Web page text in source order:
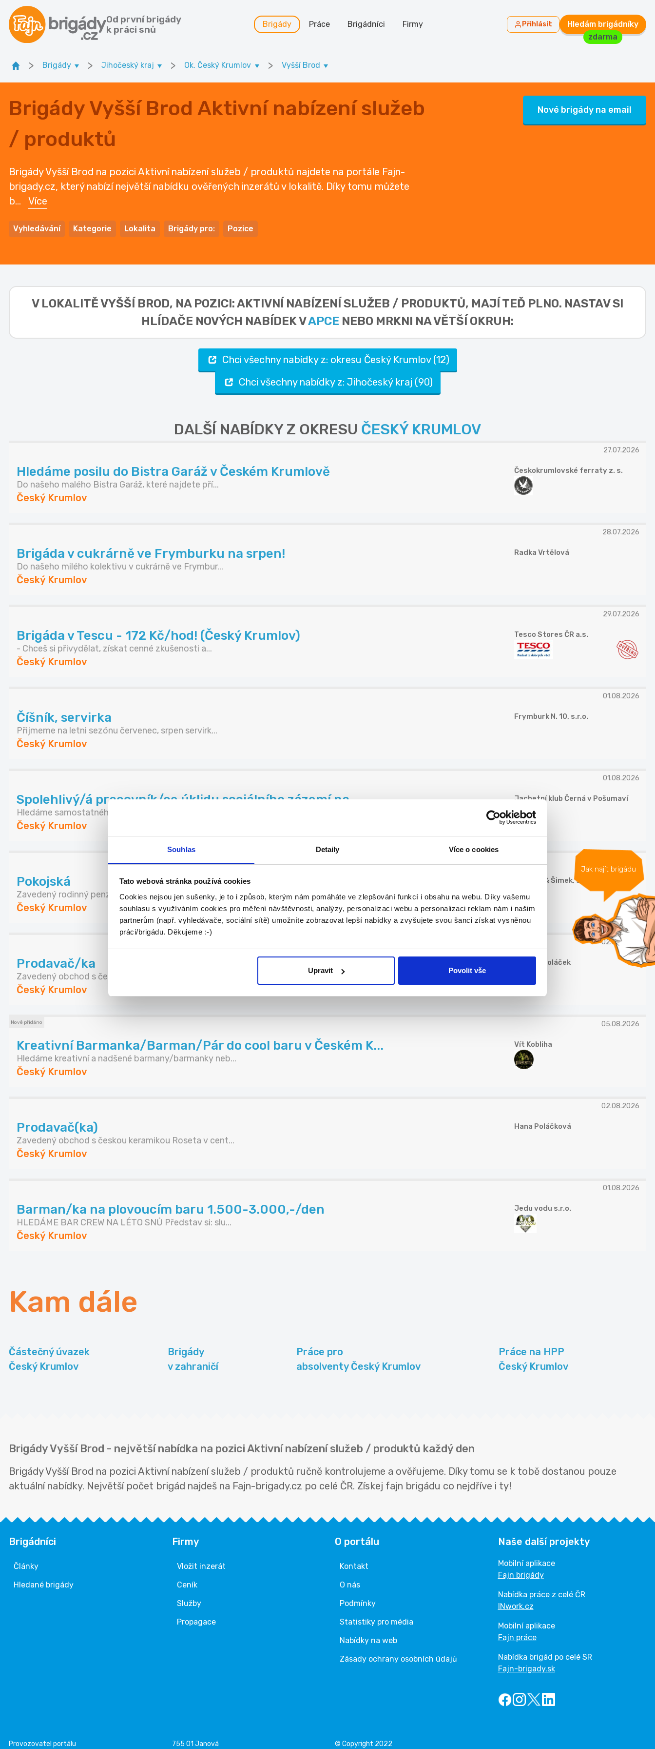
Souhlas Detaily Více o cookies
Tato webová stránka používá cookies
Cookies nejsou jen sušenky, je to i způsob, kterým nám pomáháte ve zlepšování funkcí i obsahu na webu. Díky vašemu
souhlasu s využíváním cookies pro měření návštěvnosti, analýzy, personalizaci webu a personalizaci reklam nám i našim
partnerům (např. vyhledávače, sociální sítě) umožníte zobrazovat lepší nabídky a zvyšujete svou šanci získat vysněnou
práci/brigádu. Děkujeme :-)
Upravit Povolit vše
Od první brigády
k práci snů
Brigády Práce Brigádníci Firmy Přihlásit
Hledám brigádníky
zdarma
Jak najít brigádu
> Brigády > Jihočeský kraj > Ok. Český Krumlov > Vyšší Brod
Brigády Vyšší Brod Aktivní nabízení služeb
/ produktů
Brigády Vyšší Brod na pozici Aktivní nabízení služeb / produktů najdete na portále Fajn-
brigady.cz, který nabízí největší nabídku ověřených inzerátů v lokalitě. Díky tomu můžete
b... Více
Vyhledávání Kategorie Lokalita Brigády pro: Pozice
Nové brigády na email
V LOKALITĚVYŠŠÍ BROD, NA POZICI: AKTIVNÍ NABÍZENÍ SLUŽEB / PRODUKTŮ, MAJÍ TEĎ PLNO. NASTAV SI
HLÍDAČE NOVÝCH NABÍDEK VAPCE NEBO MRKNI NA VĚTŠÍ OKRUH:
Chci všechny nabídky z: okresu Český Krumlov (12)
Chci všechny nabídky z: Jihočeský kraj (90)
DALŠÍ NABÍDKY Z OKRESU ČESKÝ KRUMLOV
27.07.2026
Hledáme posilu do Bistra Garáž v Českém Krumlově
Do našeho malého Bistra Garáž, které najdete pří...
Český Krumlov
Českokrumlovské ferraty z. s.
28.07.2026
Brigáda v cukrárně ve Frymburku na srpen!
Do našeho milého kolektivu v cukrárně ve Frymbur...
Český Krumlov
Radka Vrtělová
29.07.2026
Brigáda v Tescu - 172 Kč/hod! (Český Krumlov)
- Chceš si přivydělat, získat cenné zkušenosti a...
Český Krumlov
Tesco Stores ČR a.s.
01.08.2026
Číšník, servirka
Přijmeme na letni sezónu červenec, srpen servirk...
Český Krumlov
Frymburk N. 10, s.r.o.
01.08.2026
Spolehlivý/á pracovník/ce úklidu sociálního zázemí na...
Hledáme samostatného a zodpovědného člověka pro ...
Český Krumlov
Jachetní klub Černá v Pošumaví
z.s.
02.08.2026
Pokojská
Zavedený rodinný penzion Tilia v blízkosti centr...
Český Krumlov
Poláček & Šimek, s.r.o.
02.08.2026
Prodavač/ka
Zavedený obchod s českou značkovou kosmetikou Bo...
Český Krumlov
Zdeněk Poláček
Nově přidáno 05.08.2026
Kreativní Barmanka/Barman/Pár do cool baru v Českém K...
Hledáme kreativní a nadšené barmany/barmanky neb...
Český Krumlov
Vít Kobliha
02.08.2026
Prodavač(ka)
Zavedený obchod s českou keramikou Roseta v cent...
Český Krumlov
Hana Poláčková
01.08.2026
Barman/ka na plovoucím baru 1.500-3.000,-/den
HLEDÁME BAR CREW NA LÉTO SNŮ Představ si: slu...
Český Krumlov
Jedu vodu s.r.o.
Kam dále
Částečný úvazek
Český Krumlov
Brigády
v zahraničí
Práce pro
absolventy Český Krumlov
Práce na HPP
Český Krumlov
Brigády Vyšší Brod - největší nabídka na pozici Aktivní nabízení služeb / produktů každý den
Brigády Vyšší Brod na pozici Aktivní nabízení služeb / produktů ručně kontrolujeme a ověřujeme. Díky tomu se k tobě dostanou pouze
aktuální nabídky. Největší počet brigád najdeš na Fajn-brigady.cz po celé ČR. Získej fajn brigádu co nejdříve i ty!
Brigádníci
Články
Hledané brigády
Firmy
Vložit inzerát
Ceník
Služby
Propagace
O portálu
Kontakt
O nás
Podmínky
Statistiky pro média
Nabídky na web
Zásady ochrany osobních údajů
Naše další projekty
Mobilní aplikace
Fajn brigády
Nabídka práce z celé ČR
INwork.cz
Mobilní aplikace
Fajn práce
Nabídka brigád po celé SR
Fajn-brigady.sk
Provozovatel portálu 755 01 Janová © Copyright 2022